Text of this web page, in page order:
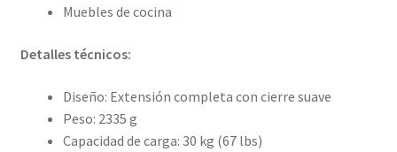
Muebles de cocina
Detalles técnicos:
Diseño: Extensión completa con cierre suave
Peso: 2335 g
Capacidad de carga: 30 kg (67 lbs)